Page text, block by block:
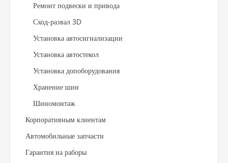
Ремонт подвески и привода
Сход-развал 3D
Установка автосигнализации
Установка автостекол
Установка допоборудования
Хранение шин
Шиномонтаж
Корпоративным клиентам
Автомобильные запчасти
Гарантия на раборы